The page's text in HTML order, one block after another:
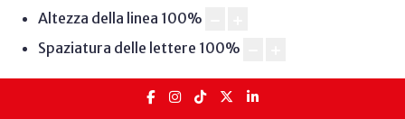
Altezza della linea 100%
Spaziatura delle lettere 100%